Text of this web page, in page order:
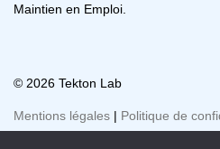
Maintien en Emploi.
© 2026 Tekton Lab
Mentions légales | Politique de